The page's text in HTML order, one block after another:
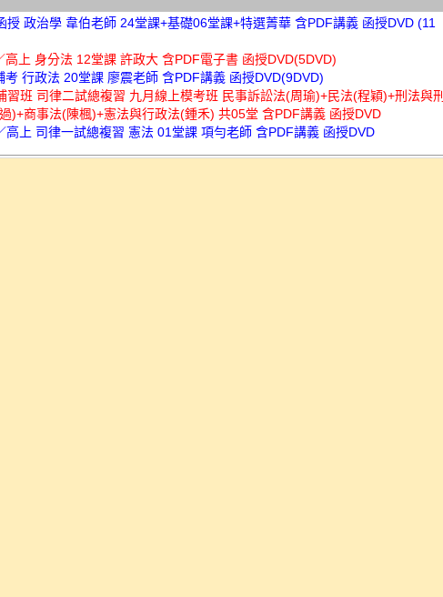
授 政治學 韋伯老師 24堂課+基礎06堂課+特選菁華 含PDF講義 函授DVD (11
高上 身分法 12堂課 許政大 含PDF電子書 函授DVD(5DVD)
考 行政法 20堂課 廖震老師 含PDF講義 函授DVD(9DVD)
習班 司律二試總複習 九月線上模考班 民事訴訟法(周瑜)+民法(程穎)+刑法與刑
)+商事法(陳楓)+憲法與行政法(鍾禾) 共05堂 含PDF講義 函授DVD
高上 司律一試總複習 憲法 01堂課 項勻老師 含PDF講義 函授DVD